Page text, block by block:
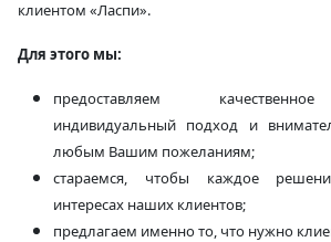
клиентом «Ласпи».
Для этого мы:
предоставляем
индивидуальный подход и
любым Вашим пожеланиям;
стараемся, чтобы каждое
интересах наших клиентов;
предлагаем именно то, что нужно